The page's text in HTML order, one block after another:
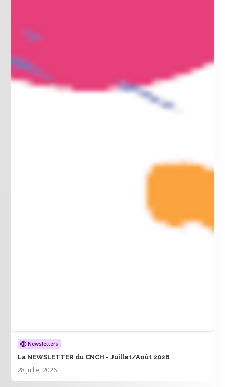
Newsletters
La NEWSLETTER du CNCH - Juillet/Août 2026
28 juillet 2026